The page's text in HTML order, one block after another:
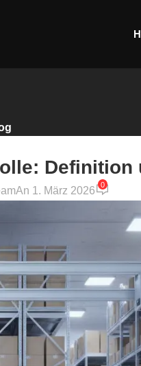
Definition
An 1. März 2026
0